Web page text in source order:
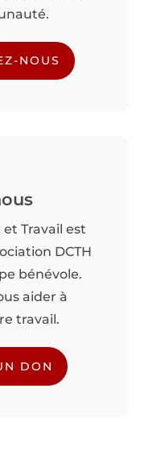
NOUS
Travail est
DCTH
bénévole.
aider à
travail.
DON